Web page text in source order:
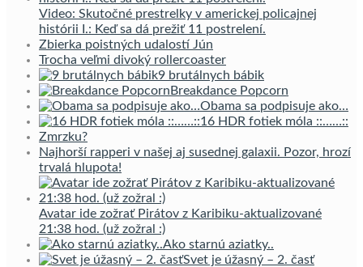
Video: Skutočné prestrelky v americkej policajnej
histórii I.: Keď sa dá prežiť 11 postrelení.
Zbierka poistných udalostí Jún
Trocha veľmi divoký rollercoaster
9 brutálnych bábik
Breakdance Popcorn
Obama sa podpisuje ako…
16 HDR fotiek móla ::……::
Zmrzku?
Najhorší rapperi v našej aj susednej galaxii. Pozor, hrozí
trvalá hlupota!
Avatar ide zožrať Pirátov z Karibiku-aktualizované
21:38 hod. (už zožral :)
Ako starnú aziatky..
Svet je úžasný – 2. časť